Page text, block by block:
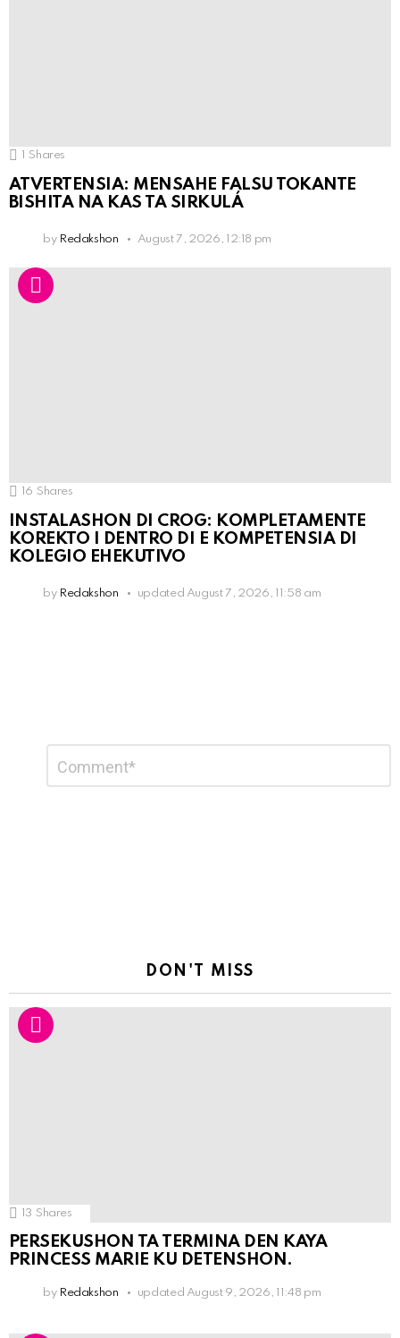
Shares
ATVERTENSIA: MENSAHE FALSU TOKANTE
BISHITA NA KAS TA SIRKULÁ
by Redakshon August 7, 2026, 12:18 pm
16 Shares
INSTALASHON DI CROG: KOMPLETAMENTE
KOREKTO I DENTRO DI E KOMPETENSIA DI
KOLEGIO EHEKUTIVO
by Redakshon updated August 7, 2026, 11:58 am
Reply
DON'T MISS
13 Shares
PERSEKUSHON TA TERMINA DEN KAYA
PRINCESS MARIE KU DETENSHON.
by Redakshon updated August 9, 2026, 11:48 pm